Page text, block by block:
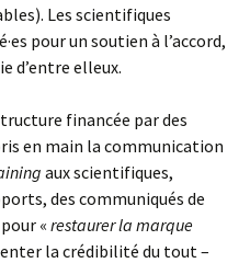
Les scientifiques
pour un soutien à l’accord,
d’entre elleux.
financée par des
en main la communication
aux scientifiques,
des communiqués de
« restaurer la marque
la crédibilité du tout –